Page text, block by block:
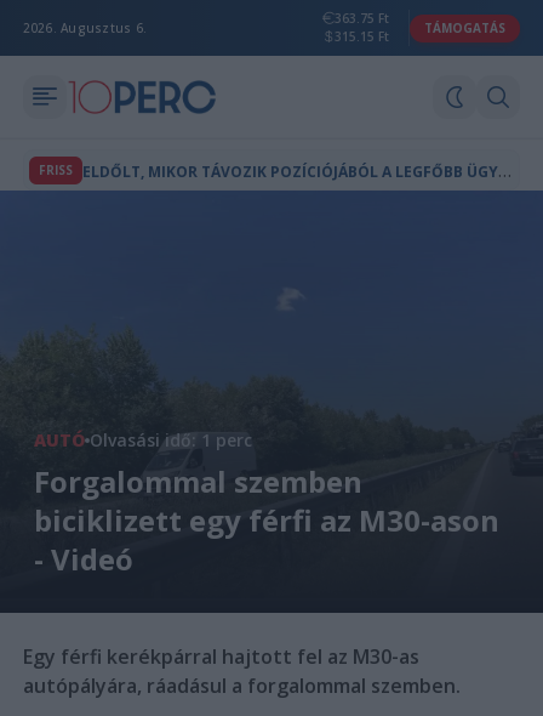
2026. Augusztus 6.
363.75 Ft
315.15 Ft
TÁMOGATÁS
FRISS E
LDŐLT, MIKOR TÁVOZIK POZÍCIÓJÁBÓL A LEGFŐBB ÜGYÉSZ
AUTÓ Olvasási idő: 1 perc
Forgalommal szemben
biciklizett egy férfi az M30-ason
- Videó
Egy férfi kerékpárral hajtott fel az M30-as
autópályára, ráadásul a forgalommal szemben.